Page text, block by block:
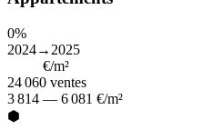
0%
2024→2025
€/m²
24 060 ventes
3 814 — 6 081 €/m²
⬢